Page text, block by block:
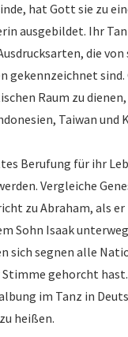
hat Gott sie zu
ausgebildet. Ihr
die
gekennzeichnet
Raum zu
Taiwan und
Berufung für ihr
Vergleiche
zu Abraham, als
Sohn Isaak
sich segnen alle
Stimme gehorcht
im Tanz in
heißen.